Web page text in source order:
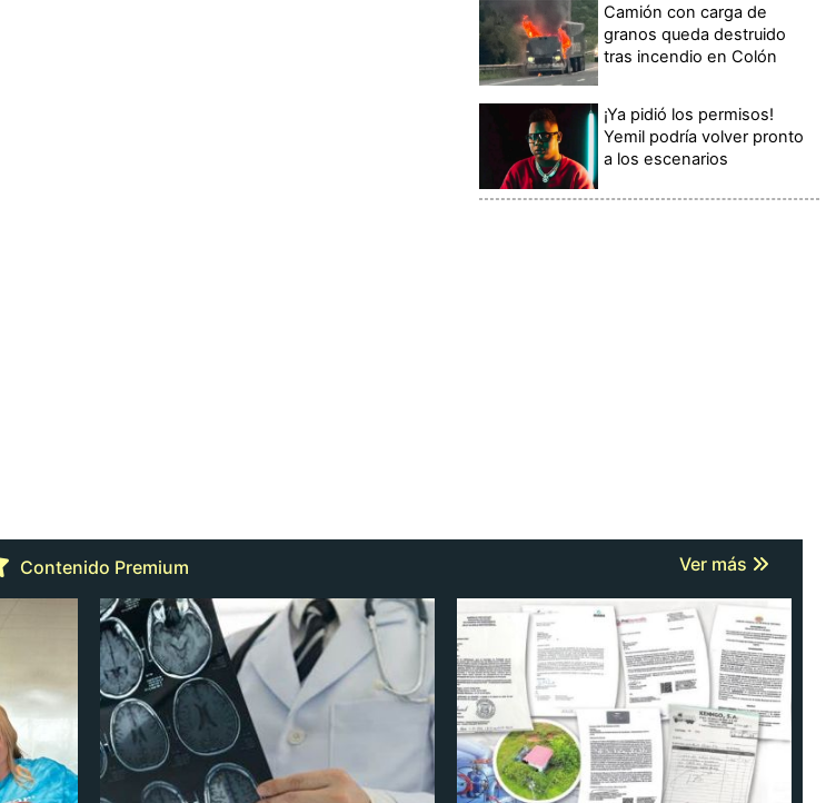
Camión con carga de
granos queda destruido
tras incendio en Colón
¡Ya pidió los permisos!
Yemil podría volver pronto
a los escenarios
Contenido Premium Ver más